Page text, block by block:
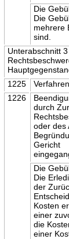
Die
Die
mehrere
sind.
Unterabschnitt 3
1225
1226
durch
oder des
Gericht
Die
Die
der
Kosten
einer
die
einer